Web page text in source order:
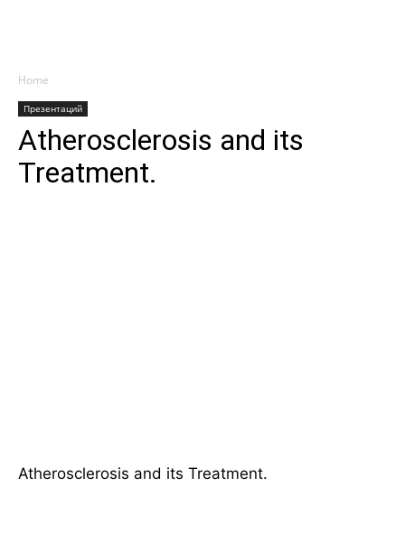
Home
Презентаций
Atherosclerosis and its
Treatment.
Atherosclerosis and its Treatment.